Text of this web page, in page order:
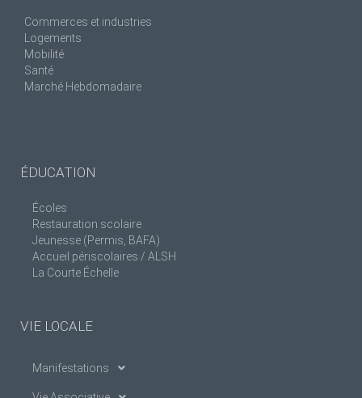
Commerces et industries
Logements
Mobilité
Santé
Marché Hebdomadaire
ÉDUCATION
Écoles
Restauration scolaire
Jeunesse (Permis, BAFA)
Accueil périscolaires / ALSH
La Courte Échelle
VIE LOCALE
Manifestations